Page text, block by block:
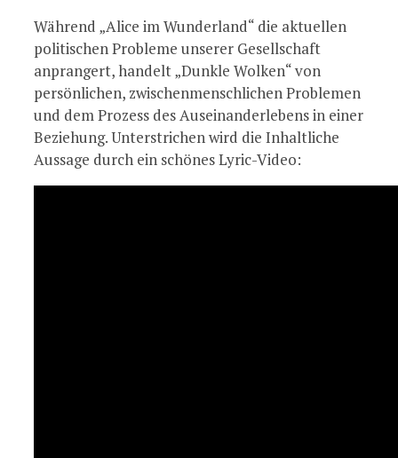
Während „Alice im Wunderland“ die aktuellen
politischen Probleme unserer Gesellschaft
anprangert, handelt „Dunkle Wolken“ von
persönlichen, zwischenmenschlichen Problemen
und dem Prozess des Auseinanderlebens in einer
Beziehung. Unterstrichen wird die Inhaltliche
Aussage durch ein schönes Lyric-Video: